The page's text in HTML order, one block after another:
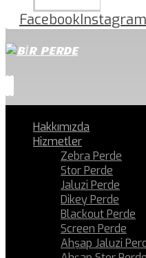
FacebookInstagram
Hakkımızda
Hizmetler
Zebra Perde
Stor Perde
Jaluzi Perde
Dikey Perde
Blackout Perde
Screen Perde
Ahşap Jaluzi